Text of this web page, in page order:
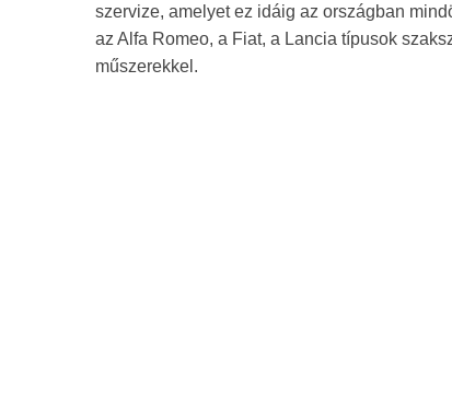
szervize, amelyet ez idáig az országban
az Alfa Romeo, a Fiat, a Lancia típusok
műszerekkel.